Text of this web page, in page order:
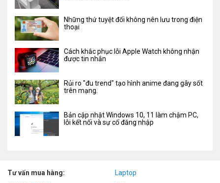
Những thứ tuyệt đối không nên lưu trong điện
thoại
Cách khắc phục lỗi Apple Watch không nhận
được tin nhắn
Rủi ro "đu trend" tạo hình anime đang gây sốt
trên mạng.
Bản cập nhật Windows 10, 11 làm chậm PC,
lỗi kết nối và sự cố đăng nhập
Tư vấn mua hàng:
Laptop